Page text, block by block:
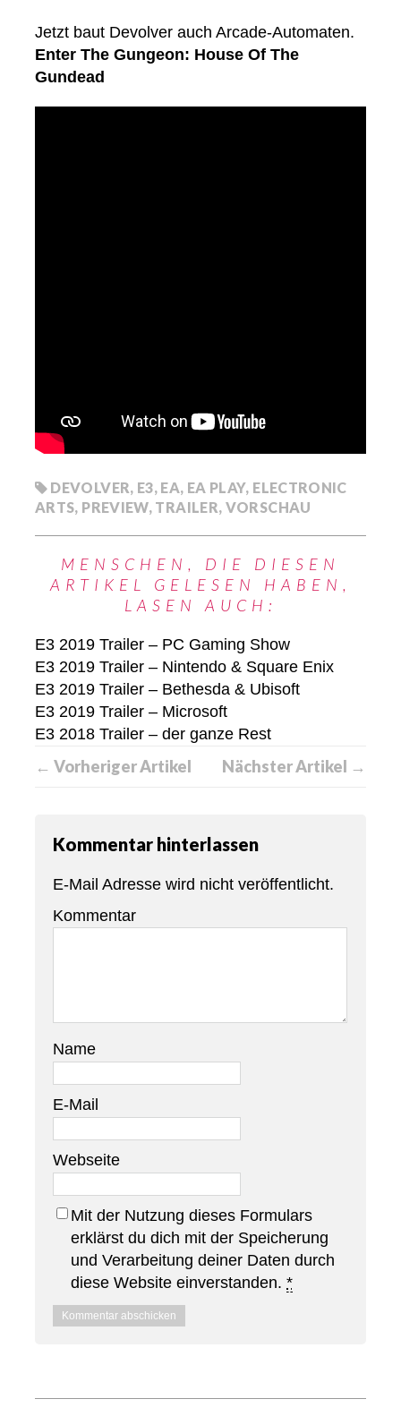
Jetzt baut Devolver auch Arcade-Automaten.
Enter The Gungeon: House Of The
Gundead
DEVOLVER, E3, EA, EA PLAY, ELECTRONIC
ARTS, PREVIEW, TRAILER, VORSCHAU
MENSCHEN, DIE DIESEN
ARTIKEL GELESEN HABEN,
LASEN AUCH:
E3 2019 Trailer – PC Gaming Show
E3 2019 Trailer – Nintendo & Square Enix
E3 2019 Trailer – Bethesda & Ubisoft
E3 2019 Trailer – Microsoft
E3 2018 Trailer – der ganze Rest
← Vorheriger Artikel Nächster Artikel →
Kommentar hinterlassen
E-Mail Adresse wird nicht veröffentlicht.
Kommentar
Name
E-Mail
Webseite
Mit der Nutzung dieses Formulars
erklärst du dich mit der Speicherung
und Verarbeitung deiner Daten durch
diese Website einverstanden. *